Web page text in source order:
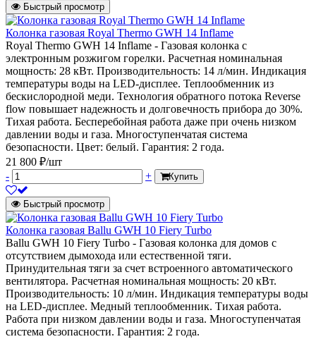
Быстрый просмотр
Колонка газовая Royal Thermo GWH 14 Inflame
Royal Thermo GWH 14 Inflame - Газовая колонка с
электронным розжигом горелки. Расчетная номинальная
мощность: 28 кВт. Производительность: 14 л/мин. Индикация
температуры воды на LED-дисплее. Теплообменник из
бескислородной меди. Технология обратного потока Reverse
flow повышает надежность и долговечность прибора до 30%.
Тихая работа. Бесперебойная работа даже при очень низком
давлении воды и газа. Многоступенчатая система
безопасности. Цвет: белый. Гарантия: 2 года.
21 800 ₽/шт
-
+ Купить
Быстрый просмотр
Колонка газовая Ballu GWH 10 Fiery Turbo
Ballu GWH 10 Fiery Turbo - Газовая колонка для домов с
отсутствием дымохода или естественной тяги.
Принудительная тяги за счет встроенного автоматического
вентилятора. Расчетная номинальная мощность: 20 кВт.
Производительность: 10 л/мин. Индикация температуры воды
на LED-дисплее. Медный теплообменник. Тихая работа.
Работа при низком давлении воды и газа. Многоступенчатая
система безопасности. Гарантия: 2 года.